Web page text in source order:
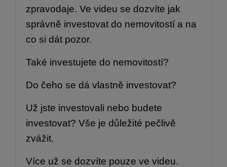
zpravodaje. Ve videu se dozvíte jak
správně investovat do nemovitostí a na
co si dát pozor.
Také investujete do nemovitostí?
Do čeho se dá vlastně investovat?
Už jste investovali nebo budete
investovat? Vše je důležité pečlivě
zvážit.
Více už se dozvíte pouze ve videu.